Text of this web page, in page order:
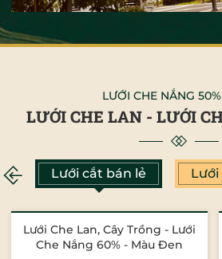
LƯỚI CHE NẮNG
LƯỚI CHE LAN - LƯỚI
Lưới cắt bán lẻ
Lưới Che Lan, Cây Trồng - Lưới
Che Nắng 60% - Màu Đen